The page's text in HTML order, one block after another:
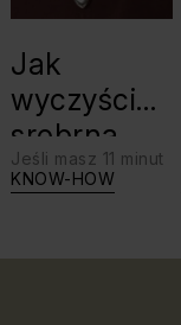
Jak
wyczyścić
srebrną
biżuterię?
Jeśli masz 11 minut
KNOW-HOW